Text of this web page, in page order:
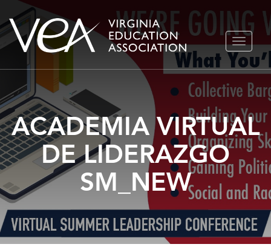
Ir
al
contenido
ACADEMIA VIRTUAL
DE LIDERAZGO
SM_NEW